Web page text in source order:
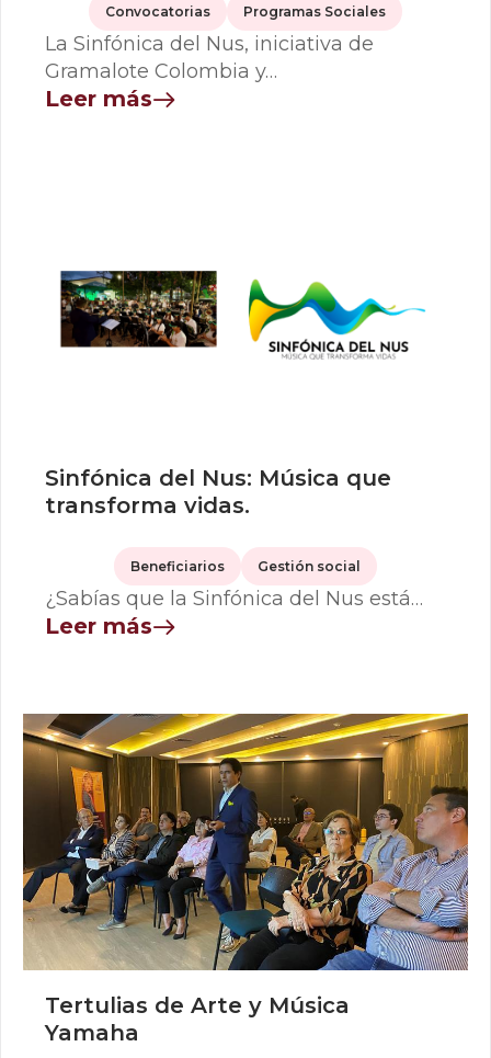
Convocatorias Programas Sociales
La Sinfónica del Nus, iniciativa de
Gramalote Colombia y…
Leer más
Sinfónica del Nus: Música que
transforma vidas.
Beneficiarios Gestión social
¿Sabías que la Sinfónica del Nus está…
Leer más
Tertulias de Arte y Música
Yamaha